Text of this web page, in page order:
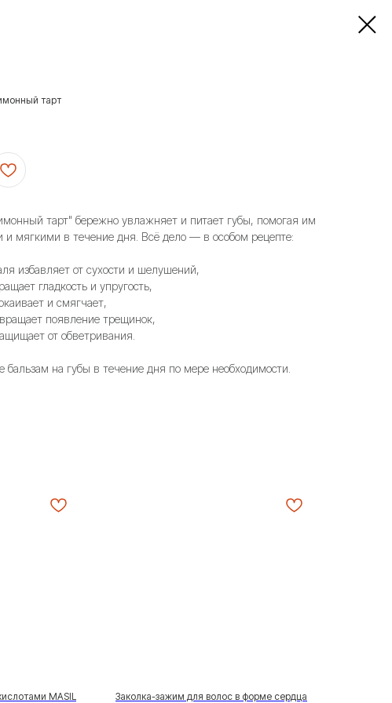
тарт
тарт" бережно увлажняет и питает губы, помогая им
и мягкими в течение дня. Всё дело — в особом рецепте:
избавляет от сухости и шелушений,
гладкость и упругость,
и смягчает,
появление трещинок,
от обветривания.
бальзам на губы в течение дня по мере необходимости.
MASIL Заколка-зажим для волос в форме сердца